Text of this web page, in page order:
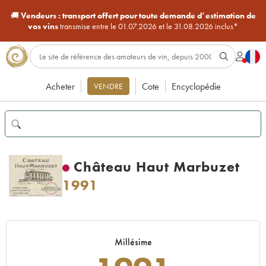
🚚Vendeurs : transport offert pour toute demande d’estimation de
vos vinstransmise entre le 01.07.2026 et le 31.08.2026 inclus*
Acheter VENDRE Cote Encyclopédie
Château Haut Marbuzet
1991
Millésime